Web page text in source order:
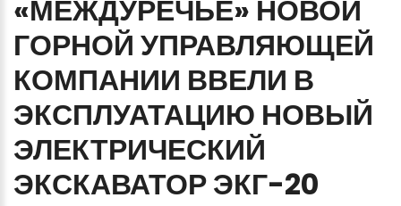
«МЕЖДУРЕЧЬЕ» НОВОЙ
ГОРНОЙ УПРАВЛЯЮЩЕЙ
КОМПАНИИ ВВЕЛИ В
ЭКСПЛУАТАЦИЮ НОВЫЙ
ЭЛЕКТРИЧЕСКИЙ
ЭКСКАВАТОРЭКГ-20